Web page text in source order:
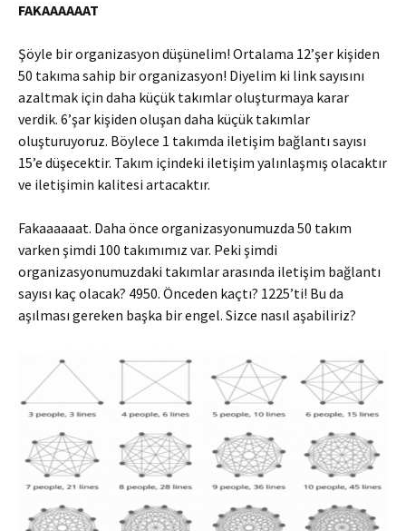
FAKAAAAAAT
Şöyle bir organizasyon düşünelim! Ortalama 12’şer kişiden
50 takıma sahip bir organizasyon! Diyelim ki link sayısını
azaltmak için daha küçük takımlar oluşturmaya karar
verdik. 6’şar kişiden oluşan daha küçük takımlar
oluşturuyoruz. Böylece 1 takımda iletişim bağlantı sayısı
15’e düşecektir. Takım içindeki iletişim yalınlaşmış olacaktır
ve iletişimin kalitesi artacaktır.
Fakaaaaaat. Daha önce organizasyonumuzda 50 takım
varken şimdi 100 takımımız var. Peki şimdi
organizasyonumuzdaki takımlar arasında iletişim bağlantı
sayısı kaç olacak? 4950. Önceden kaçtı? 1225’ti! Bu da
aşılması gereken başka bir engel. Sizce nasıl aşabiliriz?